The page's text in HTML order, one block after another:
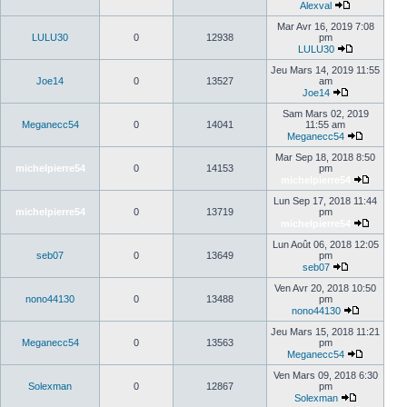
Alexval
LULU30 0 12938
Mar Avr 16, 2019 7:08
pm
LULU30
Joe14 0 13527
Jeu Mars 14, 2019 11:55
am
Joe14
Meganecc54 0 14041
Sam Mars 02, 2019
11:55 am
Meganecc54
michelpierre54 0 14153
Mar Sep 18, 2018 8:50
pm
michelpierre54 0 13719
Lun Sep 17, 2018 11:44
pm
seb07 0 13649
Lun Août 06, 2018 12:05
pm
seb07
nono44130 0 13488
Ven Avr 20, 2018 10:50
pm
nono44130
Meganecc54 0 13563
Jeu Mars 15, 2018 11:21
pm
Meganecc54
Solexman 0 12867
Ven Mars 09, 2018 6:30
pm
Solexman